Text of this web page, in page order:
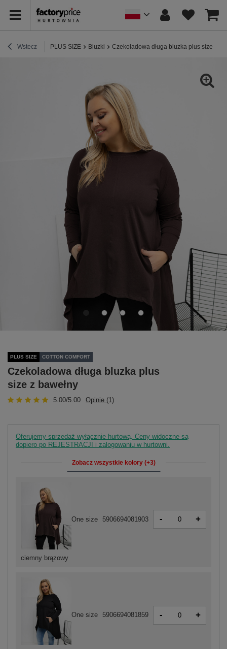
Wstecz PLUS SIZE Bluzki Czekoladowa długa bluzka plus size z
PLUS SIZE COTTON COMFORT
Czekoladowa długa bluzka plus
size z bawełny
5.00/5.00 Opinie (1)
Oferujemy sprzedaż wyłącznie hurtową. Ceny widoczne są
dopiero po REJESTRACJI i zalogowaniu w hurtowni.
Zobacz wszystkie kolory (+3)
One size 5906694081859 - +
ciemny brązowy
One size 5906694081903 - +